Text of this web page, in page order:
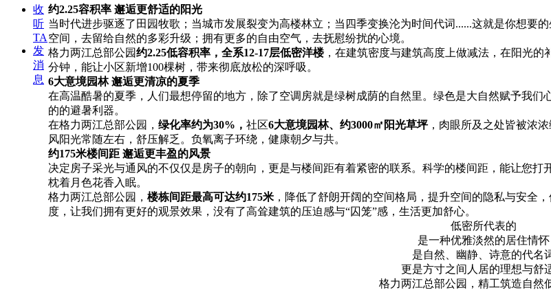
收
听
TA
发
消
息
约2.25容积率 邂逅更舒适的阳光
当时代进步驱逐了田园牧歌；当城市发展裂变为高楼林立；当四季变换沦为时间代词......这就是你想要
空间，去留给自然的多彩升级；拥有更多的自由空气，去抚慰纷扰的心境。
格力两江总部公园约2.25低容积率，全系12-17层低密洋楼，在建筑密度与建筑高度上做减法，在阳光
分钟，能让小区新增100棵树，带来彻底放松的深呼吸。
6大意境园林 邂逅更清凉的夏季
在高温酷暑的夏季，人们最想停留的地方，除了空调房就是绿树成荫的自然里。绿色是大自然赋予我
的的避暑利器。
在格力两江总部公园， 绿化率约为30%， 社区6大意境园林、约3000㎡阳光草坪，肉眼所及之处皆被浓
风阳光常随左右，舒压解乏。负氧离子环绕，健康朝夕与共。
约175米楼间距 邂逅更丰盈的风景
决定房子采光与通风的不仅仅是房子的朝向，更是与楼间距有着紧密的联系。科学的楼间距，能让您
枕着月色花香入眠。
格力两江总部公园， 楼栋间距最高可达约175米 ，降低了舒朗开阔的空间格局，提升空间的隐私与安全
度，让我们拥有更好的观景效果，没有了高耸建筑的压迫感与“囚笼”感，生活更加舒心。
低密所代表的
是一种优雅淡然的居住情怀
是自然、幽静、诗意的代名
更是方寸之间人居的理想与舒
格力两江总部公园，精工筑造自然